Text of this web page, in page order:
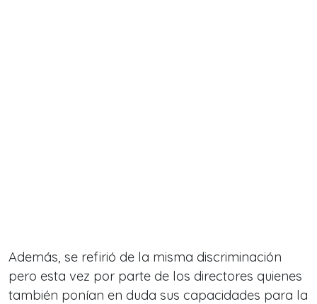
Además, se refirió de la misma discriminación
pero esta vez por parte de los directores quienes
también ponían en duda sus capacidades para la